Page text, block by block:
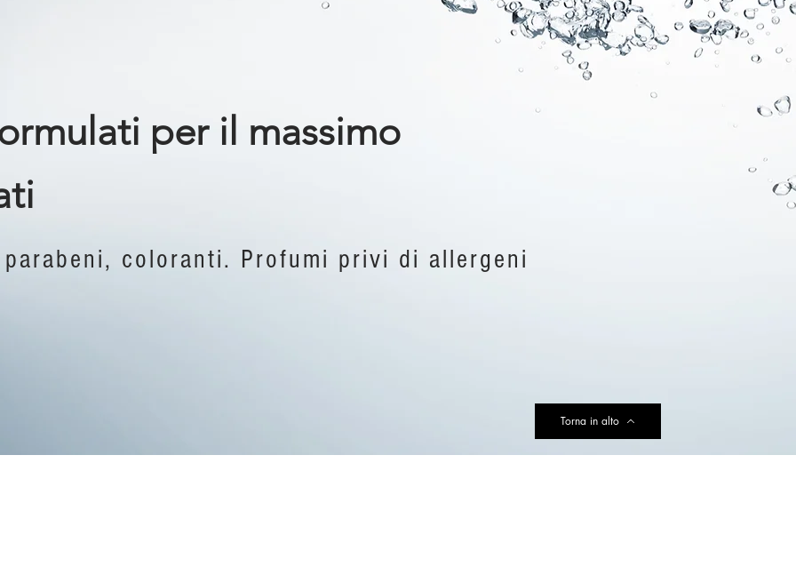
per il massimo
coloranti. Profumi privi di allergeni
Torna in alto